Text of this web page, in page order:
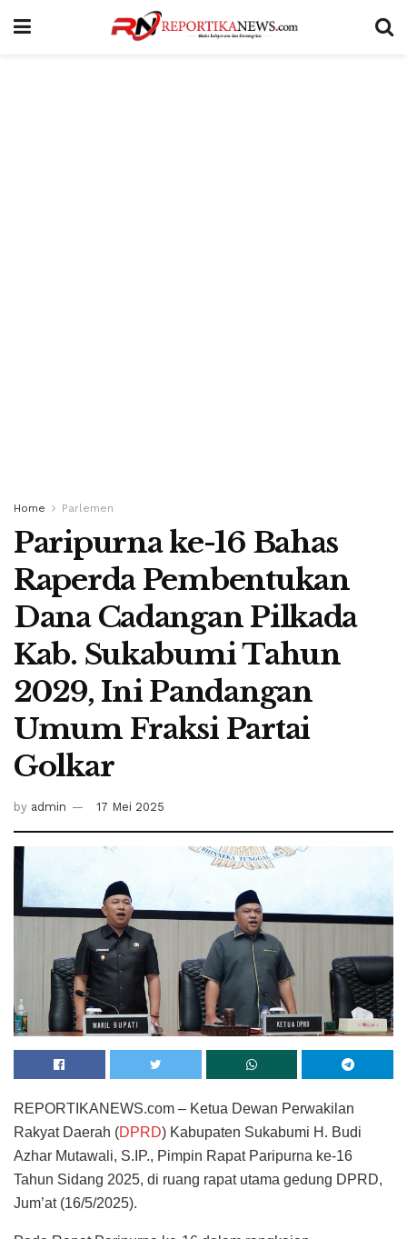
Home Parlemen
Paripurna ke-16 Bahas
Raperda Pembentukan
Dana Cadangan Pilkada
Kab. Sukabumi Tahun
2029, Ini Pandangan
Umum Fraksi Partai
Golkar
by admin 17 Mei 2025
REPORTIKANEWS.com – Ketua Dewan Perwakilan
Rakyat Daerah (DPRD) Kabupaten Sukabumi H. Budi
Azhar Mutawali, S.IP., Pimpin Rapat Paripurna ke-16
Tahun Sidang 2025, di ruang rapat utama gedung DPRD,
Jum’at (16/5/2025).